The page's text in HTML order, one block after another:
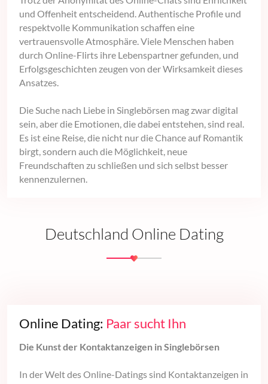
und Offenheit entscheidend. Authentische Profile und
respektvolle Kommunikation schaffen eine
vertrauensvolle Atmosphäre. Viele Menschen haben
durch Online-Flirts ihre Lebenspartner gefunden, und
Erfolgsgeschichten zeugen von der Wirksamkeit dieses
Ansatzes.
Die Suche nach Liebe in Singlebörsen mag zwar digital
sein, aber die Emotionen, die dabei entstehen, sind real.
Es ist eine Reise, die nicht nur die Chance auf Romantik
birgt, sondern auch die Möglichkeit, neue
Freundschaften zu schließen und sich selbst besser
kennenzulernen.
Deutschland Online Dating
Online Dating: Paar sucht Ihn
Die Kunst der Kontaktanzeigen in Singlebörsen
In der Welt des Online-Datings sind Kontaktanzeigen in